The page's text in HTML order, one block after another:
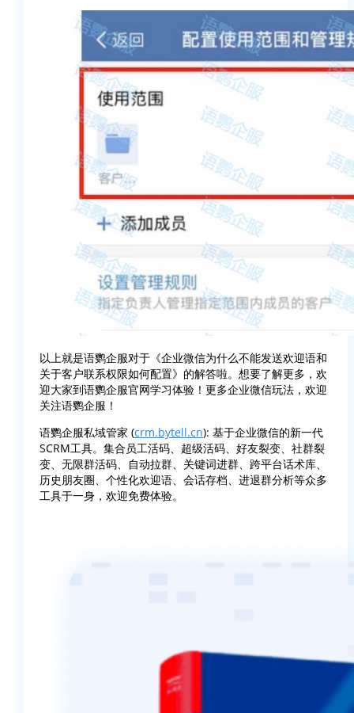
以上就是语鹦企服对于《企业微信为什么不能发送欢迎语和
关于客户联系权限如何配置》的解答啦。想要了解更多，欢
迎大家到语鹦企服官网学习体验！更多企业微信玩法，欢迎
关注语鹦企服！
语鹦企服私域管家 (crm.bytell.cn): 基于企业微信的新一代
SCRM工具。集合员工活码、超级活码、好友裂变、社群裂
变、无限群活码、自动拉群、关键词进群、跨平台话术库、
历史朋友圈、个性化欢迎语、会话存档、进退群分析等众多
工具于一身，欢迎免费体验。